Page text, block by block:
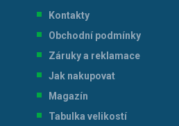
Kontakty
Obchodní podmínky
Záruky a reklamace
Jak nakupovat
Magazín
Tabulka velikostí